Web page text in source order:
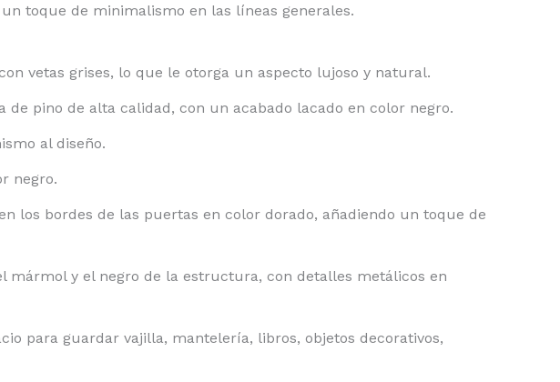
toque de minimalismo en las líneas generales.
vetas grises, lo que le otorga un aspecto lujoso y natural.
pino de alta calidad, con un acabado lacado en color negro.
al diseño.
negro.
los bordes de las puertas en color dorado, añadiendo un toque de
y el negro de la estructura, con detalles metálicos en
para guardar vajilla, mantelería, libros, objetos decorativos,